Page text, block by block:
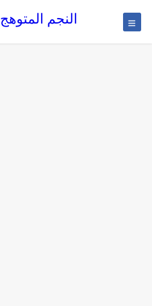
النجم المتوهج The glowing star